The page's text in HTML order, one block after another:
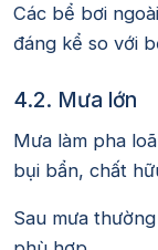
Các bể bơi
đáng kể so với
4.2. Mưa lớn
Mưa làm pha
bụi bẩn, chất
Sau mưa